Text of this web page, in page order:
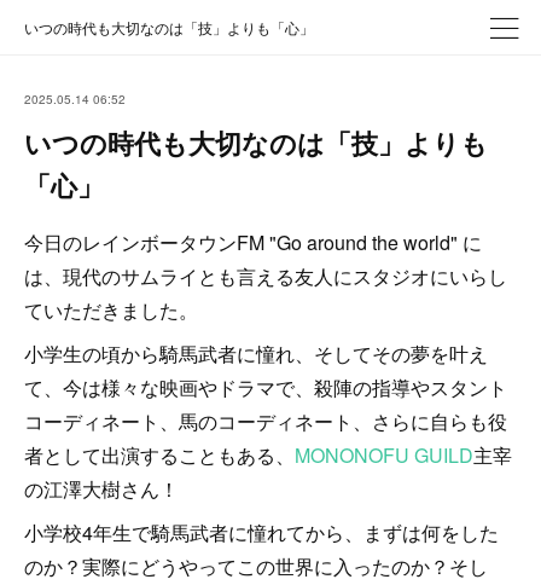
いつの時代も大切なのは「技」よりも「心」
2025.05.14 06:52
いつの時代も大切なのは「技」よりも
「心」
今日のレインボータウンFM "Go around the world" に
は、現代のサムライとも言える友人にスタジオにいらし
ていただきました。
小学生の頃から騎馬武者に憧れ、そしてその夢を叶え
て、今は様々な映画やドラマで、殺陣の指導やスタント
コーディネート、馬のコーディネート、さらに自らも役
者として出演することもある、 MONONOFU GUILD主宰
の江澤大樹さん！
小学校4年生で騎馬武者に憧れてから、まずは何をした
のか？実際にどうやってこの世界に入ったのか？そし